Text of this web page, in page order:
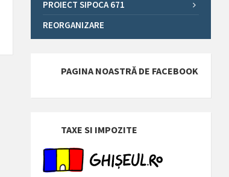
PROIECT SIPOCA 671
REORGANIZARE
PAGINA NOASTRĂ DE FACEBOOK
TAXE SI IMPOZITE